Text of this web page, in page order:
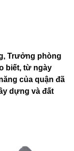
Trưởng phòng
biết, từ ngày
của quận đã
dựng và đất